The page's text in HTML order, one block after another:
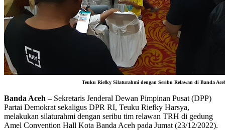
Teuku Riefky Silaturahmi dengan Seribu Relawan di Banda
Banda Aceh –Sekretaris Jenderal Dewan Pimpinan Pusat (DPP)
Partai Demokrat sekaligus DPR RI, Teuku Riefky Harsya,
melakukan silaturahmi dengan seribu tim relawan TRH di gedung
Amel Convention Hall Kota Banda Aceh pada Jumat (23/12/2022).